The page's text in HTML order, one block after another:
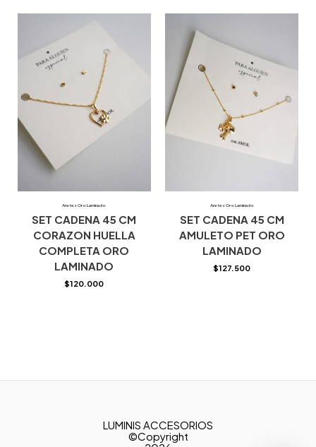
Aretes Oro Laminado
SET CADENA 45 CM
CORAZON HUELLA
COMPLETA ORO
LAMINADO
$120.000
Aretes Oro Laminado
SET CADENA 45 CM
AMULETO PET ORO
LAMINADO
$127.500
LUMINIS ACCESORIOS
©Copyright